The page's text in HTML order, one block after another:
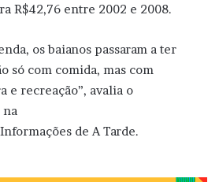
R$42,76 entre 2002 e 2008.
os baianos passaram a ter
só com comida, mas com
e recreação”, avalia o
na
de A Tarde.